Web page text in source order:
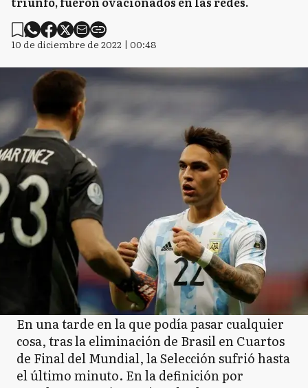
10 de diciembre de 2022 | 00:48
En una tarde en la que podía pasar cualquier
cosa, tras la eliminación de Brasil en Cuartos
de Final del Mundial, la Selección sufrió hasta
el último minuto. En la definición por